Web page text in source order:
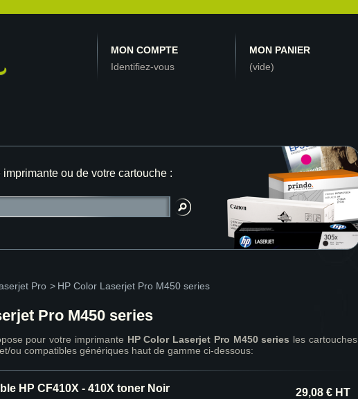
MON COMPTE
Identifiez-vous
MON PANIER
(vide)
ou de votre cartouche :
Pro > HP Color Laserjet Pro M450 series
Pro M450 series
pour votre imprimante HP Color Laserjet Pro M450 series les cartouches
ou compatibles génériques haut de gamme ci-dessous:
HP CF410X - 410X toner Noir 29,08 € HT